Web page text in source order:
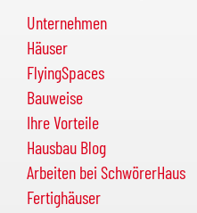
Unternehmen
Häuser
FlyingSpaces
Bauweise
Ihre Vorteile
Hausbau Blog
Arbeiten bei SchwörerHaus
Fertighäuser